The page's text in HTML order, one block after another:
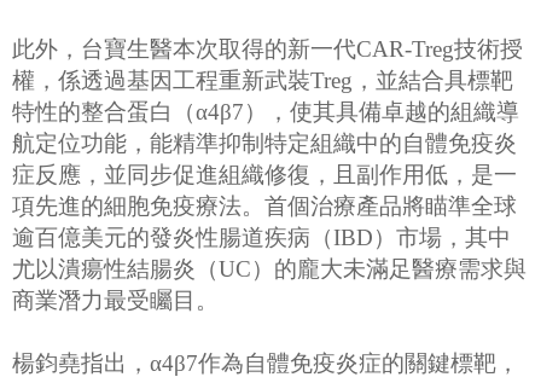
此外，台寶生醫本次取得的新一代CAR-Treg技術授
權，係透過基因工程重新武裝Treg，並結合具標靶
特性的整合蛋白（α4β7），使其具備卓越的組織導
航定位功能，能精準抑制特定組織中的自體免疫炎
症反應，並同步促進組織修復，且副作用低，是一
項先進的細胞免疫療法。首個治療產品將瞄準全球
逾百億美元的發炎性腸道疾病（IBD）市場，其中
尤以潰瘍性結腸炎（UC）的龐大未滿足醫療需求與
商業潛力最受矚目。
楊鈞堯指出，α4β7作為自體免疫炎症的關鍵標靶，